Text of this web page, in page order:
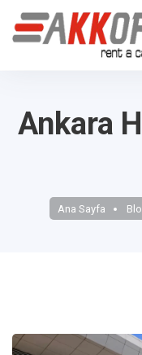
Ankara
Ana Sayfa